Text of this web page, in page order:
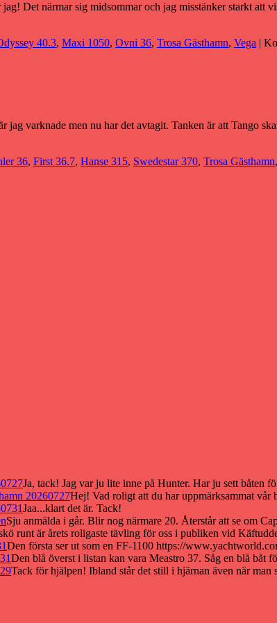
Det närmar sig midsommar och jag misstänker starkt att
40.3, Maxi 1050, Ovni 36, Trosa Gästhamn, Vega |
varknade men nu har det avtagit. Tanken är att Tango
36, First 36.7, Hanse 315, Swedestar 370, Trosa Gästhamn,
Ja, tack! Jag var ju lite inne på Hunter. Har ju sett båten
20260727Hej! Vad roligt att du har uppmärksammat vår
Jaa...klart det är. Tack!
Sju anmälda i går. Blir nog närmare 20. Återstår att se om
runt är årets roligaste tävling för oss i publiken vid
Den första ser ut som en FF-1100 https://
Den blå överst i listan kan vara Meastro 37. Såg en blå båt
Tack för hjälpen! Ibland står det still i hjärnan även när